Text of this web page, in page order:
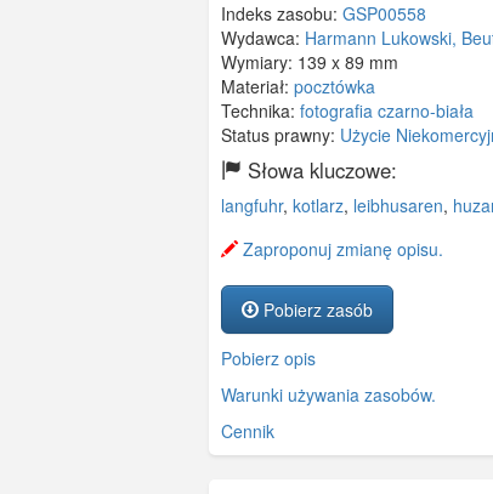
Indeks zasobu: GSP00558
Wydawca: Harmann Lukowski,
Wymiary: 139 x 89 mm
Materiał: pocztówka
Technika: fotografia czarno-biała
Status prawny: Użycie
Słowa kluczowe:
langfuhr, kotlarz, leibhusaren,
Zaproponuj zmianę opisu.
Pobierz zasób
Pobierz opis
Warunki używania zasobów.
Cennik